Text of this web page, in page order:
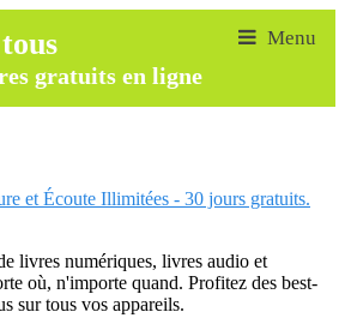
gratuits en ligne
et Écoute Illimitées - 30 jours gratuits.
livres numériques, livres audio et
où, n'importe quand. Profitez des best-
sur tous vos appareils.